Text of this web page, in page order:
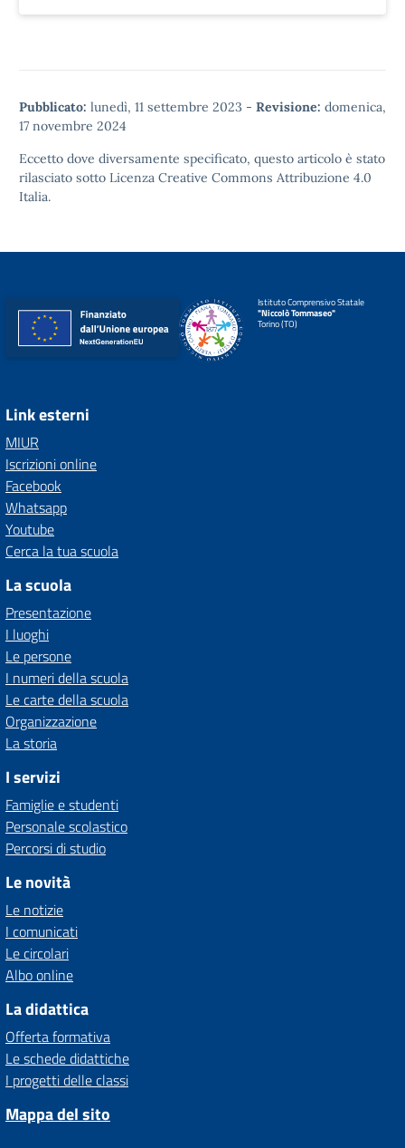
Pubblicato: lunedì, 11 settembre 2023 - Revisione: domenica,
17 novembre 2024
Eccetto dove diversamente specificato, questo articolo è stato
rilasciato sotto Licenza Creative Commons Attribuzione 4.0
Italia.
Istituto Comprensivo Statale
"Niccolò Tommaseo"
Torino (TO)
Link esterni
MIUR
Iscrizioni online
Facebook
Whatsapp
Youtube
Cerca la tua scuola
La scuola
Presentazione
I luoghi
Le persone
I numeri della scuola
Le carte della scuola
Organizzazione
La storia
I servizi
Famiglie e studenti
Personale scolastico
Percorsi di studio
Le novità
Le notizie
I comunicati
Le circolari
Albo online
La didattica
Offerta formativa
Le schede didattiche
I progetti delle classi
Mappa del sito